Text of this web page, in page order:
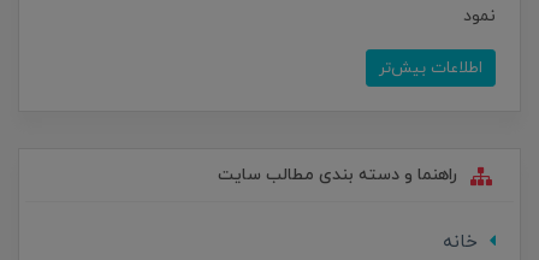
نمود
اطلاعات بیش‌تر
راهنما و دسته بندی مطالب سایت
خانه